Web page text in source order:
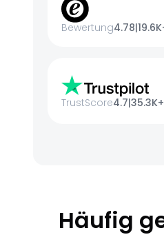
Bewertung4.78|
TrustScore4.7|35.3K+
Häufig